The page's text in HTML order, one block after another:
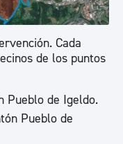
Cada
de los puntos
Pueblo de Igeldo.
Pueblo de